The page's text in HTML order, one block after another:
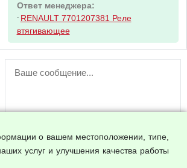
о вашем местоположении, типе,
услуг и улучшения качества работы
Ответ менеджера:
- RENAULT 7701207381 Реле
втягивающее
ВНИМАНИЕ!
пользователей временно отключена!
аккаунт.